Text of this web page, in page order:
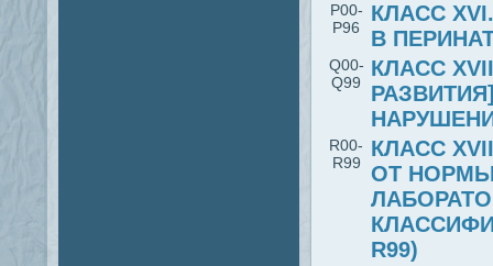
P00-
P96
КЛАСС
В
Q00-
Q99
КЛАСС
R00-
R99
КЛАСС
ОТ
R99)